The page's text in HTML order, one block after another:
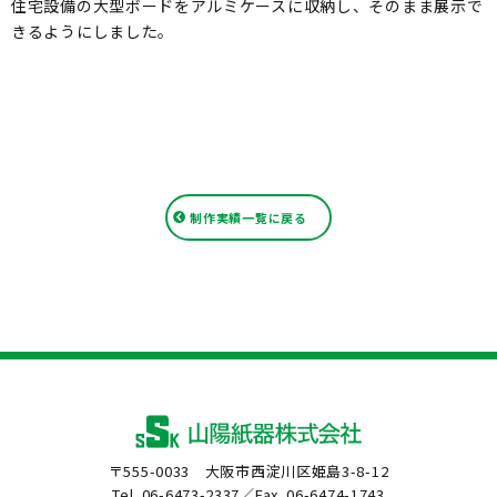
住宅設備の大型ボードをアルミケースに収納し、そのまま展示で
きるようにしました。
制作実績一覧に戻る
〒555-0033 大阪市西淀川区姫島3-8-12